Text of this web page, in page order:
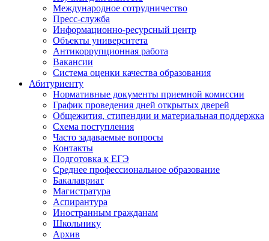
Международное сотрудничество
Пресс-служба
Информационно-ресурсный центр
Объекты университета
Антикоррупционная работа
Вакансии
Система оценки качества образования
Абитуриенту
Нормативные документы приемной комиссии
График проведения дней открытых дверей
Общежития, стипендии и материальная поддержка
Схема поступления
Часто задаваемые вопросы
Контакты
Подготовка к ЕГЭ
Среднее профессиональное образование
Бакалавриат
Магистратура
Аспирантура
Иностранным гражданам
Школьнику
Архив